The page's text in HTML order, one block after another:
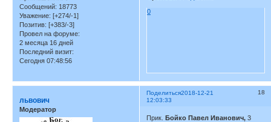
Сообщений: 18773
Уважение: [+274/-1]
Позитив: [+383/-3]
Провел на форуме:
2 месяца 16 дней
Последний визит:
Сегодня 07:48:56
0
Поделиться 18
2018-12-21
12:03:33
львович
Модератор
Прик.Бойко Павел Иванович,3